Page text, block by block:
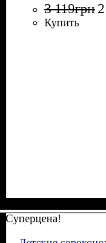
3 119грн
Купить
Суперцена!